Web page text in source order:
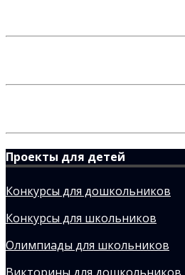
Проекты для детей
Конкурсы для дошкольников
Конкурсы для школьников
Олимпиады для школьников